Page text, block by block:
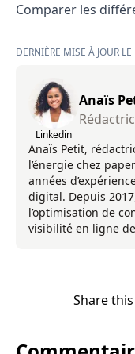
Comparer les
DERNIÈRE MISE À JOUR
Linkedin
Anaïs
Anaïs Petit,
l’énergie chez
années
digital. Depuis
l’optimisation de
visibilité en ligne
Share